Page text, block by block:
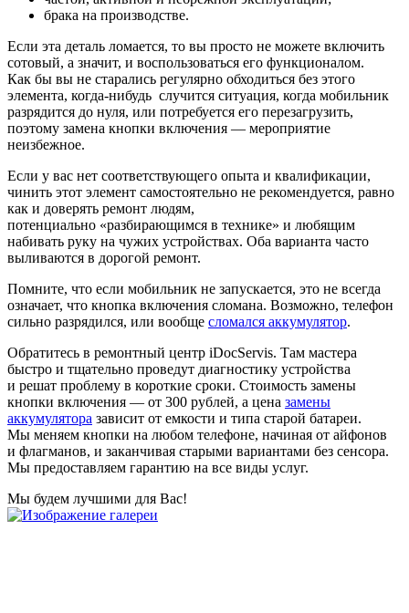
брака на производстве.
Если эта деталь ломается, то вы просто не можете включить
сотовый, а значит, и воспользоваться его функционалом.
Как бы вы не старались регулярно обходиться без этого
элемента, когда-нибудь случится ситуация, когда мобильник
разрядится до нуля, или потребуется его перезагрузить,
поэтому замена кнопки включения — мероприятие
неизбежное.
Если у вас нет соответствующего опыта и квалификации,
чинить этот элемент самостоятельно не рекомендуется, равно
как и доверять ремонт людям,
потенциально «разбирающимся в технике» и любящим
набивать руку на чужих устройствах. Оба варианта часто
выливаются в дорогой ремонт.
Помните, что если мобильник не запускается, это не всегда
означает, что кнопка включения сломана. Возможно, телефон
сильно разрядился, или вообще сломался аккумулятор.
Обратитесь в ремонтный центр iDocServis. Там мастера
быстро и тщательно проведут диагностику устройства
и решат проблему в короткие сроки. Стоимость замены
кнопки включения — от 300 рублей, а цена замены
аккумулятора зависит от емкости и типа старой батареи.
Мы меняем кнопки на любом телефоне, начиная от айфонов
и флагманов, и заканчивая старыми вариантами без сенсора.
Мы предоставляем гарантию на все виды услуг.
Мы будем лучшими для Вас!